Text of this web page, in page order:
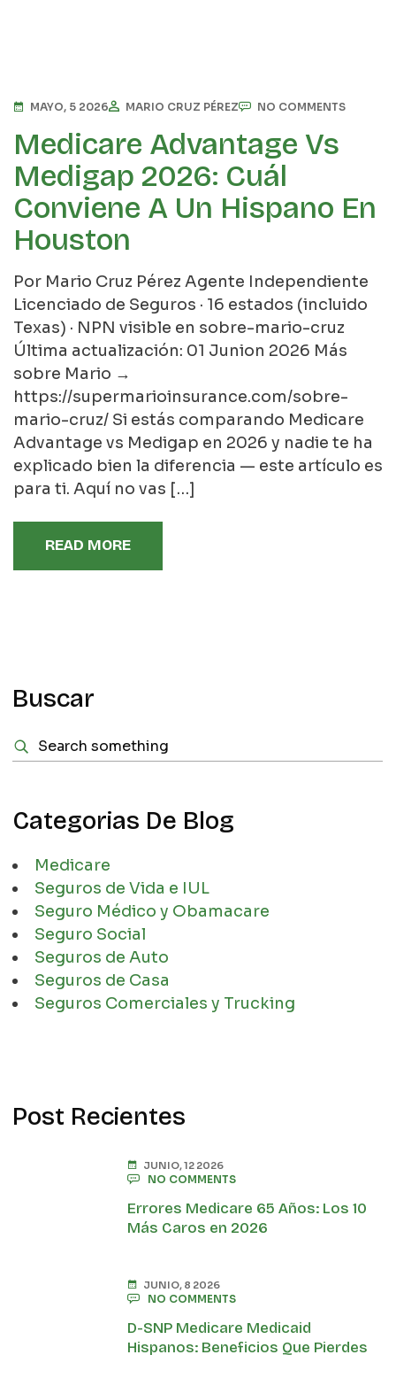
MAYO, 5 2026 MARIO CRUZ PÉREZ NO COMMENTS
Medicare Advantage Vs
Medigap 2026: Cuál
Conviene A Un Hispano En
Houston
Por Mario Cruz Pérez Agente Independiente
Licenciado de Seguros · 16 estados (incluido
Texas) · NPN visible en sobre-mario-cruz
Última actualización: 01 Junion 2026 Más
sobre Mario →
https://supermarioinsurance.com/sobre-
mario-cruz/ Si estás comparando Medicare
Advantage vs Medigap en 2026 y nadie te ha
explicado bien la diferencia — este artículo es
para ti. Aquí no vas […]
READ MORE
Buscar
Categorias De Blog
Medicare
Seguros de Vida e IUL
Seguro Médico y Obamacare
Seguro Social
Seguros de Auto
Seguros de Casa
Seguros Comerciales y Trucking
Post Recientes
JUNIO, 12 2026
NO COMMENTS
Errores Medicare 65 Años: Los 10
Más Caros en 2026
JUNIO, 8 2026
NO COMMENTS
D-SNP Medicare Medicaid
Hispanos: Beneficios Que Pierdes